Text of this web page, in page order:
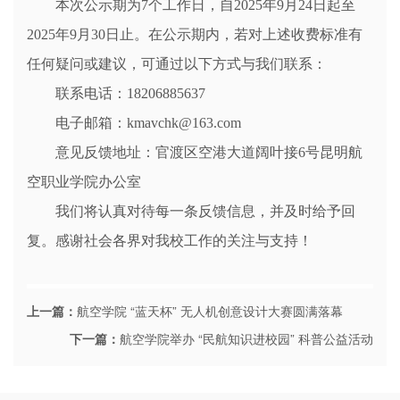
本次公示期为7个工作日，自2025年9月24日起至
2025年9月30日止。在公示期内，若对上述收费标准有
任何疑问或建议，可通过以下方式与我们联系：
联系电话：18206885637
电子邮箱：kmavchk@163.com
意见反馈地址：官渡区空港大道阔叶接6号昆明航
空职业学院办公室
我们将认真对待每一条反馈信息，并及时给予回
复。感谢社会各界对我校工作的关注与支持！
上一篇： 航空学院 “蓝天杯” 无人机创意设计大赛圆满落幕
下一篇： 航空学院举办 “民航知识进校园” 科普公益活动